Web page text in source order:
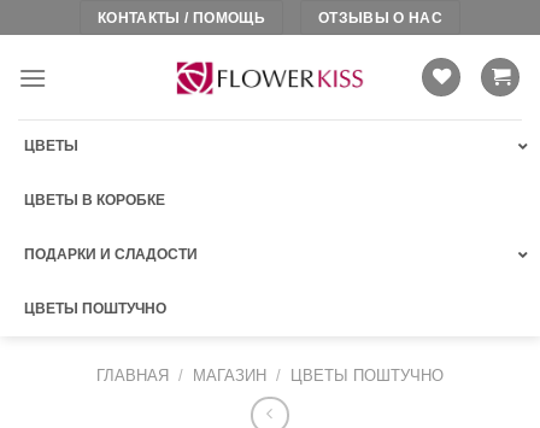
content
КОНТАКТЫ / ПОМОЩЬ ОТЗЫВЫ О НАС
ЦВЕТЫ
ЦВЕТЫ В КОРОБКЕ
ПОДАРКИ И СЛАДОСТИ
ЦВЕТЫ ПОШТУЧНО
ГЛАВНАЯ / МАГАЗИН / ЦВЕТЫ ПОШТУЧНО